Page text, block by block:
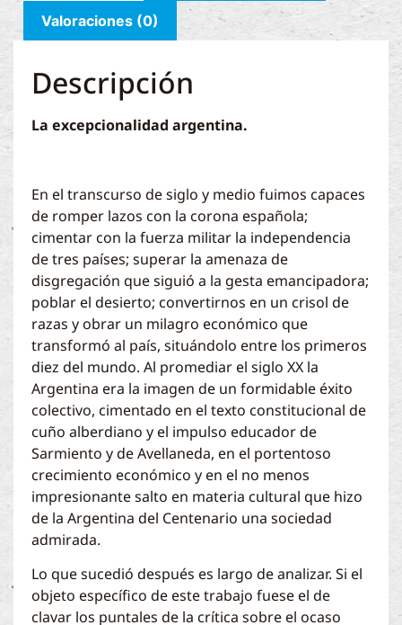
Valoraciones (0)
Descripción
La excepcionalidad argentina.
En el transcurso de siglo y medio fuimos capaces
de romper lazos con la corona española;
cimentar con la fuerza militar la independencia
de tres países; superar la amenaza de
disgregación que siguió a la gesta emancipadora;
poblar el desierto; convertirnos en un crisol de
razas y obrar un milagro económico que
transformó al país, situándolo entre los primeros
diez del mundo. Al promediar el siglo XX la
Argentina era la imagen de un formidable éxito
colectivo, cimentado en el texto constitucional de
cuño alberdiano y el impulso educador de
Sarmiento y de Avellaneda, en el portentoso
crecimiento económico y en el no menos
impresionante salto en materia cultural que hizo
de la Argentina del Centenario una sociedad
admirada.
Lo que sucedió después es largo de analizar. Si el
objeto específico de este trabajo fuese el de
clavar los puntales de la crítica sobre el ocaso